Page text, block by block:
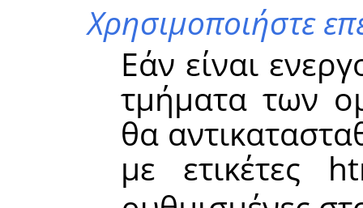
Χρησιμοποιήστε
Εάν είναι
τμήματα των
θα
με ετικέτες